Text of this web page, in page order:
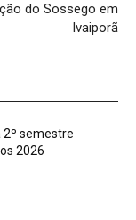
do Sossego em
Ivaiporã
2º semestre
2026